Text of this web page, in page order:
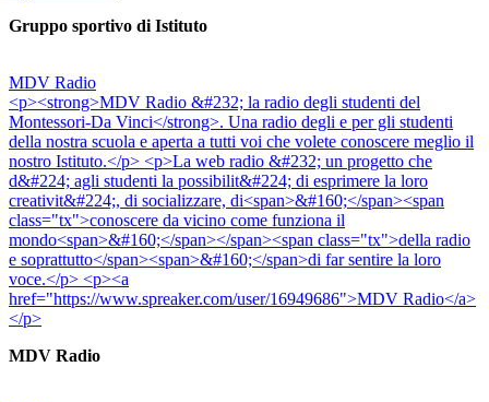
Gruppo sportivo di Istituto
MDV Radio
<p><strong>MDV Radio &#232; la radio degli studenti del
Montessori-Da Vinci</strong>. Una radio degli e per gli studenti
della nostra scuola e aperta a tutti voi che volete conoscere meglio il
nostro Istituto.</p> <p>La web radio &#232; un progetto che
d&#224; agli studenti la possibilit&#224; di esprimere la loro
creativit&#224;, di socializzare, di<span>&#160;</span><span
class="tx">conoscere da vicino come funziona il
mondo<span>&#160;</span></span><span class="tx">della radio
e soprattutto</span><span>&#160;</span>di far sentire la loro
voce.</p> <p><a
href="https://www.spreaker.com/user/16949686">MDV Radio</a>
</p>
MDV Radio